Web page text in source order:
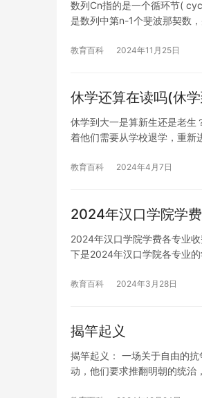
数列Cn指的是一个循环节(
是数列中第n-1个斐波那契数
教育百科 2024年11月25日
休学还算在读吗(休
休学到大一是算新生还是老生
着他们需要从学校退学，重
教育百科 2024年4月7日
2024年汉口学院学
2024年汉口学院学费各专业
下是2024年汉口学院各专业
教育百科 2024年3月28日
揭竿起义
揭竿起义： 一场关于自由的
动，他们要求推翻明朝的统